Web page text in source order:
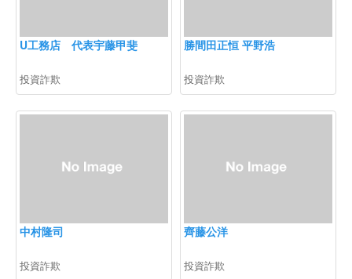
U工務店 代表宇藤甲斐
投資詐欺
勝間田正恒 平野浩
投資詐欺
中村隆司
投資詐欺
齊藤公洋
投資詐欺